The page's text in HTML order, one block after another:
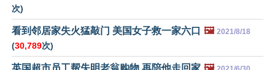
次)
看到邻居家失火猛敲门 美国女子救一家六口 🖼️ 2021/8/18
(30,789次)
英国超市员工帮失明老翁购物 再陪他走回家 🖼️